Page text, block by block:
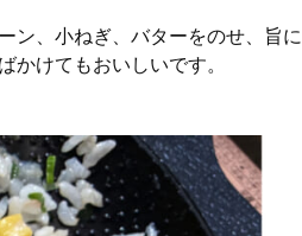
ン、小ねぎ、バターをのせ、旨に
けてもおいしいです。